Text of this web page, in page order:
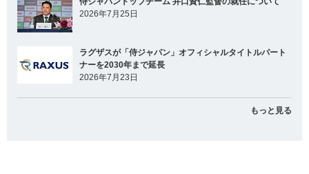
2026年7月25日
ラグザスが「侍ジャパン」オフィシャルタイトルパート
ナーを2030年まで延長
2026年7月23日
もっと見る